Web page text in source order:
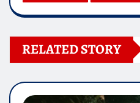
RELATED STORY